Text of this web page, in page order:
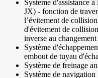
Système d'assistance
JX) - fonction de
l’évitement de
d'évitement de
inverse au
Système
embout de tuyau
Système de freinage
Système de navigation